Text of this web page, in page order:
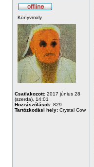
Könyvmoly
Csatlakozott: 2017 június 28
(szerda), 14:01
Hozzászólások: 829
Tartózkodási hely: Crystal Cow